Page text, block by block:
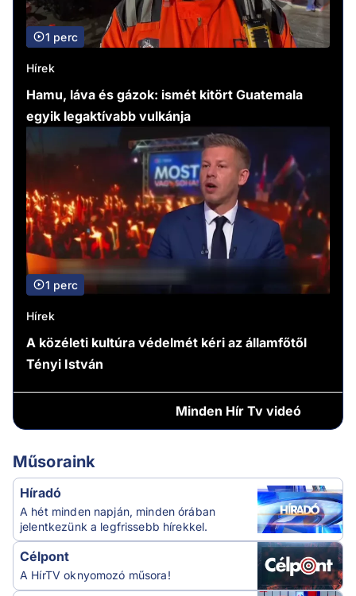
1 perc
Hírek
Hamu, láva és gázok: ismét kitört Guatemala
egyik legaktívabb vulkánja
1 perc
Hírek
A közéleti kultúra védelmét kéri az államfőtől
Tényi István
Minden Hír Tv videó
Műsoraink
Híradó
A hét minden napján, minden órában
jelentkezünk a legfrissebb hírekkel.
Célpont
A HírTV oknyomozó műsora!